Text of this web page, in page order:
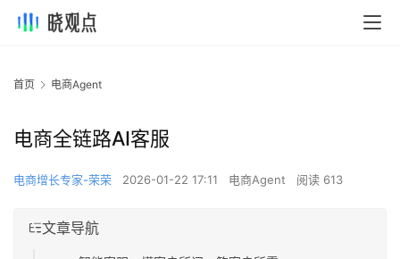
首页 电商Agent
电商全链路AI客服
电商增长专家-荣荣 2026-01-22 17:11 电商Agent 阅读 613
文章导航